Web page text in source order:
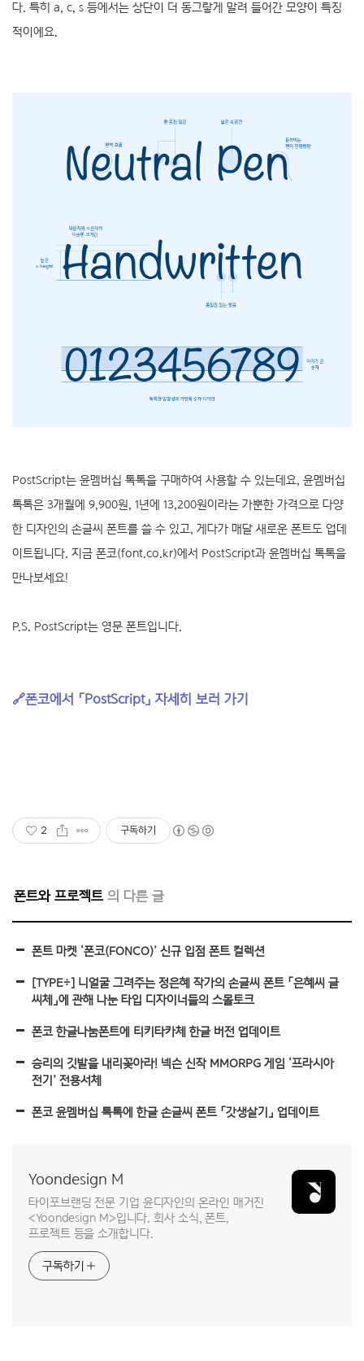
다. 특히 a, c, s 등에서는 상단이 더 동그랗게 말려 들어간 모양이 특징
적이에요.
PostScript는 윤멤버십 톡톡을 구매하여 사용할 수 있는데요, 윤멤버십
톡톡은 3개월에 9,900원, 1년에 13,200원이라는 가뿐한 가격으로 다양
한 디자인의 손글씨 폰트를 쓸 수 있고, 게다가 매달 새로운 폰트도 업데
이트됩니다. 지금 폰코(font.co.kr)에서 PostScript과 윤멤버십 톡톡을
만나보세요!
P.S. PostScript는 영문 폰트입니다.
🔗폰코에서 「PostScript」 자세히 보러 가기
2 구독하기
폰트와 프로젝트
폰트 마켓 ‘폰코(FONCO)’ 신규 입점 폰트 컬렉션
[TYPE÷] 니얼굴 그려주는 정은혜 작가의 손글씨 폰트 「은혜씨 글
씨체」에 관해 나눈 타입 디자이너들의 스몰토크
폰코 한글나눔폰트에 티키타카체 한글 버전 업데이트
승리의 깃발을 내리꽂아라! 넥슨 신작 MMORPG 게임 ‘프라시아
전기’ 전용서체
폰코 윤멤버십 톡톡에 한글 손글씨 폰트 「갓생살기」 업데이트
Yoondesign M
타이포브랜딩 전문 기업 윤디자인의 온라인 매거진
<Yoondesign M>입니다. 회사 소식, 폰트,
프로젝트 등을 소개합니다.
구독하기